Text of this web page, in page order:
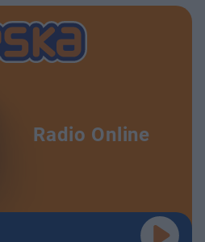
Radio Online